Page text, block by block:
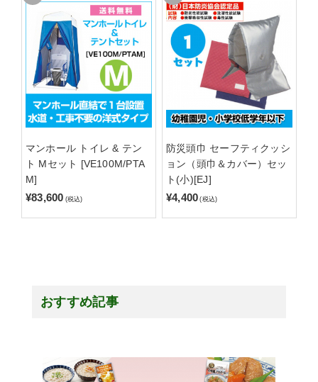
マンホール トイレ & テン
ト Mセット [VE100M/PTA
M]
¥83,600 (税込)
防災頭巾 セーフティクッシ
ョン（頭巾＆カバー）セッ
ト(小)[EJ]
¥4,400 (税込)
おすすめ記事